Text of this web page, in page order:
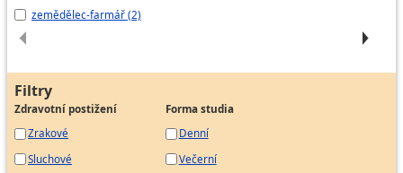
Líhňař
zemědělec-farmář (2)
Filtry
Zdravotní postižení
Zrakové
Sluchové
Forma studia
Denní
Večerní